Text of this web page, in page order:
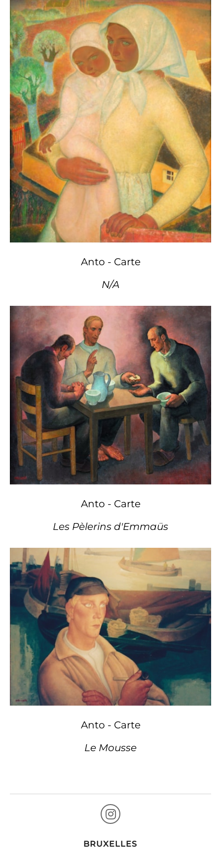
Anto - Carte
N/A
Anto - Carte
Les Pèlerins d'Emmaüs
Anto - Carte
Le Mousse
BRUXELLES